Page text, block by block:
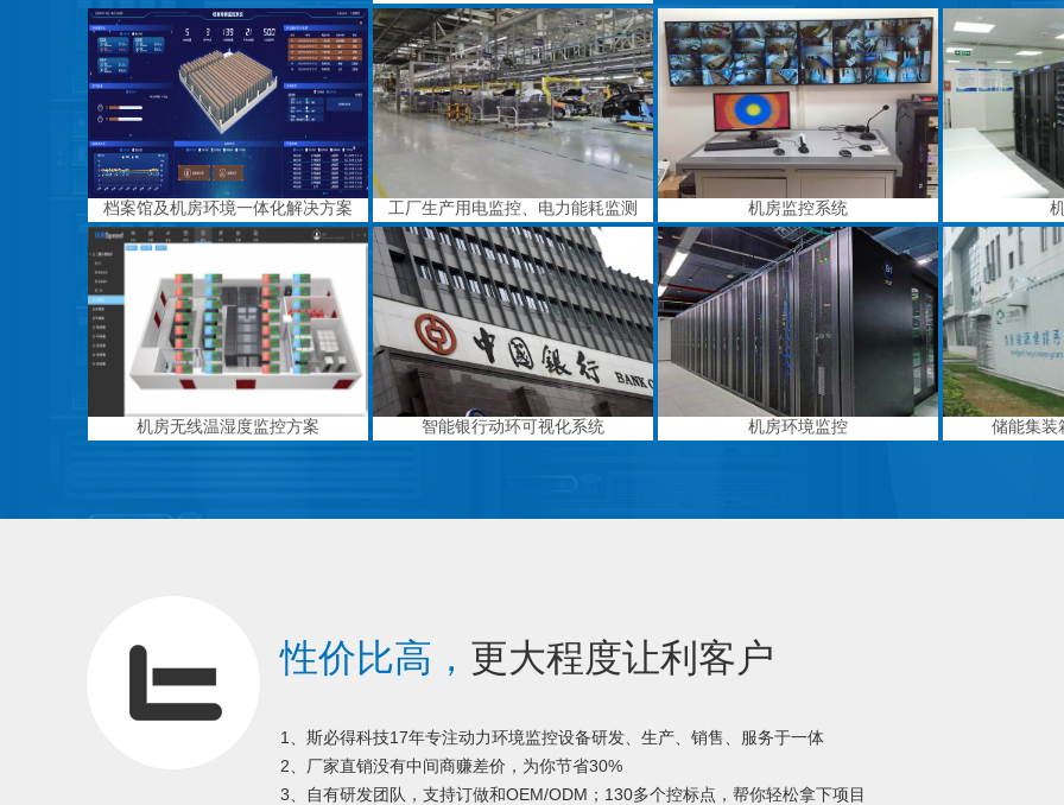
档案馆及机房环境一体化解决方案 工厂生产用电监控、电力能耗监测 机房监控系统
机房无线温湿度监控方案 智能银行动环可视化系统 机房环境监控 储能集装
性价比高， 更大程度让利客户
1、斯必得科技17年专注动力环境监控设备研发、生产、销售、服务于一体
2、厂家直销没有中间商赚差价，为你节省30%
3、自有研发团队，支持订做和OEM/ODM；130多个控标点，帮你轻松拿下项目